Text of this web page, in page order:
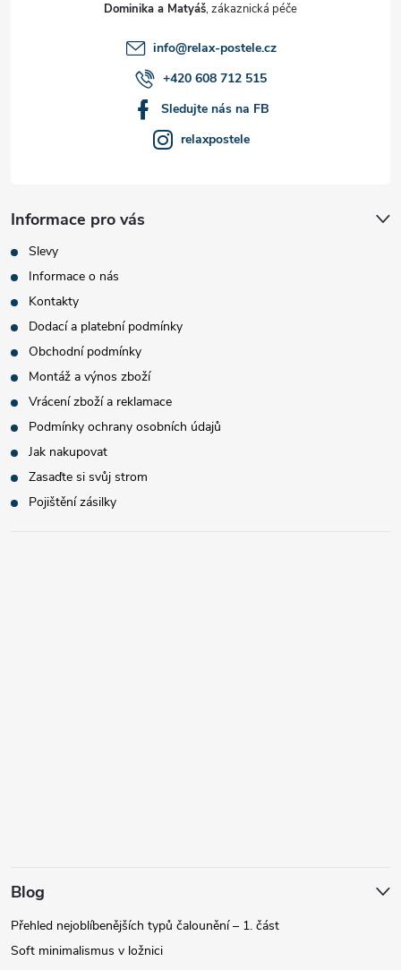
Dominika a Matyáš
info@relax-postele.cz
+420 608 712 515
Sledujte nás na FB
relaxpostele
Informace pro vás
Slevy
Informace o nás
Kontakty
Dodací a platební podmínky
Obchodní podmínky
Montáž a výnos zboží
Vrácení zboží a reklamace
Podmínky ochrany osobních údajů
Jak nakupovat
Zasaďte si svůj strom
Pojištění zásilky
Blog
Přehled nejoblíbenějších typů čalounění – 1. část
Soft minimalismus v ložnici